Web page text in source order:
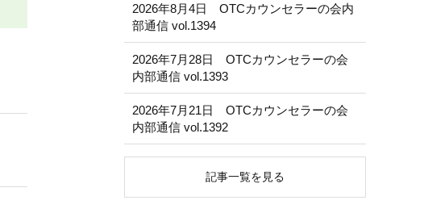
2026年8月4日 OTCカウンセラーの会内
部通信 vol.1394
2026年7月28日 OTCカウンセラーの会
内部通信 vol.1393
2026年7月21日 OTCカウンセラーの会
内部通信 vol.1392
記事一覧を見る